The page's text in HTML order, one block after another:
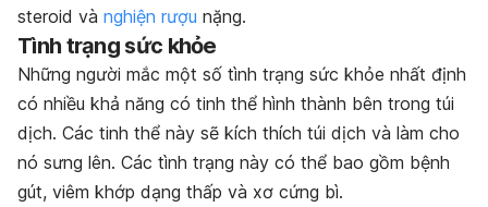
steroid và nghiện rượu nặng.
Tình trạng sức khỏe
Những người mắc một số tình trạng sức khỏe nhất định
có nhiều khả năng có tinh thể hình thành bên trong túi
dịch. Các tinh thể này sẽ kích thích túi dịch và làm cho
nó sưng lên. Các tình trạng này có thể bao gồm bệnh
gút, viêm khớp dạng thấp và xơ cứng bì.